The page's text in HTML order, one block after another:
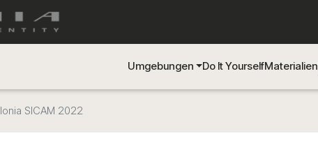
Umgebungen Do It YourselfMaterialien
Ionia SICAM 2022